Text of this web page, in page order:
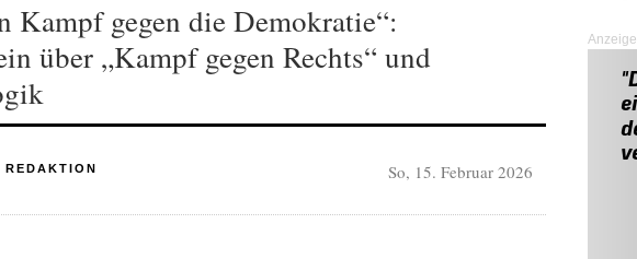
Kampf gegen die Demokratie“:
über „Kampf gegen Rechts“ und
REDAKTION So, 15. Februar 2026
Anzeige